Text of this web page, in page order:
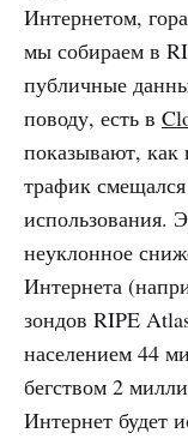
Интернетом,
мы собираем в
публичные
поводу, есть в
показывают,
трафик
использования.
неуклонное
Интернета
зондов RIPE
населением 44
бегством 2
Интернет будет